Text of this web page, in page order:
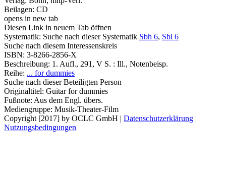
Beilagen: CD
opens in new tab
Diesen Link in neuem Tab öffnen
Systematik: Suche nach dieser Systematik Sbh 6, Sbl 6
Suche nach diesem Interessenskreis
ISBN: 3-8266-2856-X
Beschreibung: 1. Aufl., 291, V S. : Ill., Notenbeisp.
Reihe: ... for dummies
Suche nach dieser Beteiligten Person
Originaltitel: Guitar for dummies
Fußnote: Aus dem Engl. übers.
Mediengruppe: Musik-Theater-Film
Copyright [2017] by OCLC GmbH | Datenschutzerklärung |
Nutzungsbedingungen